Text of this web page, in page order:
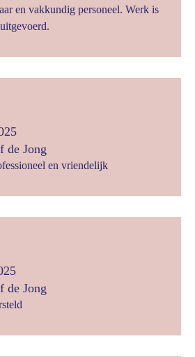
en vakkundig personeel. Werk is
de Jong
en vriendelijk
de Jong